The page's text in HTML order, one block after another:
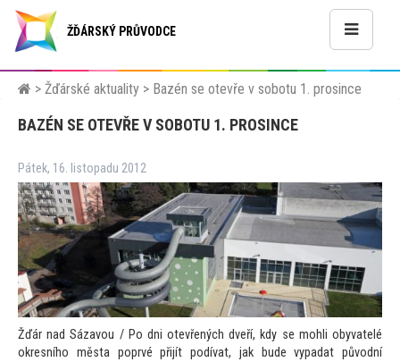
ŽĎÁRSKÝ PRŮVODCE
> Žďárské aktuality > Bazén se otevře v sobotu 1. prosince
BAZÉN SE OTEVŘE V SOBOTU 1. PROSINCE
Pátek, 16. listopadu 2012
Žďár nad Sázavou / Po dni otevřených dveří, kdy se mohli obyvatelé
okresního města poprvé přijít podívat, jak bude vypadat původní